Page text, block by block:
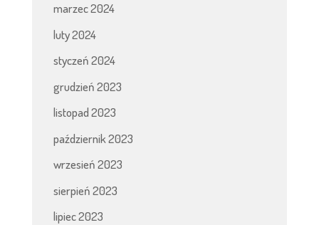
marzec 2024
luty 2024
styczeń 2024
grudzień 2023
listopad 2023
październik 2023
wrzesień 2023
sierpień 2023
lipiec 2023